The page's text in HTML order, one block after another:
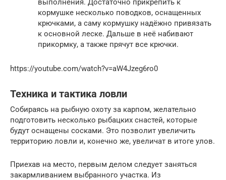
кормушке несколько поводков, оснащенных
крючками, а саму кормушку надёжно привязать
к основной леске. Дальше в неё набивают
прикормку, а также прячут все крючки.
https://youtube.com/watch?v=aW4Jzeg6ro0
Техника и тактика ловли
Собираясь на рыбную охоту за карпом, желательно
подготовить несколько рыбацких снастей, которые
будут оснащены сосками. Это позволит увеличить
территорию ловли и, конечно же, увеличат в итоге улов.
Приехав на место, первым делом следует заняться
закармливанием выбранного участка. Из